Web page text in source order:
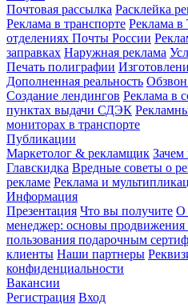
Почтовая рассылка Расклейка
Реклама в транспорте Реклама в
отделениях Почты России
заправках Наружная реклама
Печать полиграфии
Дополненная реальность
Создание лендингов Реклама в
пунктах выдачи СДЭК
мониторах в транспорте
Публикации
Маркетолог & рекламщик Зачем
Главскидка Вредные советы о
рекламе Реклама и
Информация
Презентация Что вы получите О
менеджер: основы продвижения
пользования подарочным
клиенты Наши партнеры
конфиденциальности
Вакансии
Регистрация Вход